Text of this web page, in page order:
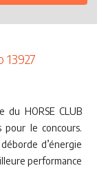
13927
HORSE CLUB
pour le concours.
d’énergie
performance